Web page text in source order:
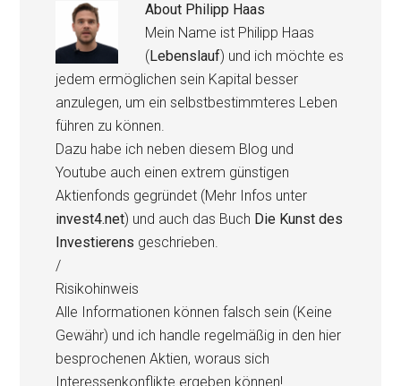
About Philipp Haas
Mein Name ist Philipp Haas
(Lebenslauf) und ich möchte es
jedem ermöglichen sein Kapital besser
anzulegen, um ein selbstbestimmteres Leben
führen zu können.
Dazu habe ich neben diesem Blog und
Youtube auch einen extrem günstigen
Aktienfonds gegründet (Mehr Infos unter
invest4.net) und auch das Buch Die Kunst des
Investierens geschrieben.
/
Risikohinweis
Alle Informationen können falsch sein (Keine
Gewähr) und ich handle regelmäßig in den hier
besprochenen Aktien, woraus sich
Interessenkonflikte ergeben können!